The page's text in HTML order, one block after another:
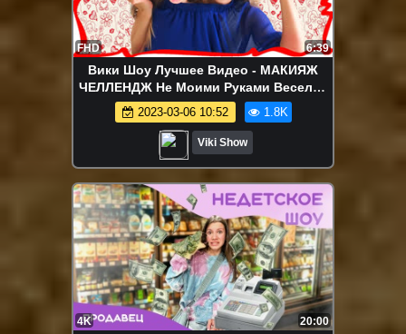
FHD 6:39
Вики Шоу Лучшее Видео - МАКИЯЖ
ЧЕЛЛЕНДЖ Не Моими Руками Веселое
ВИДЕО Not My Arms Make Up
CHALLENGE / Вики Шоу
2023-03-06 10:52 1.8K
Viki Show
4K 20:00